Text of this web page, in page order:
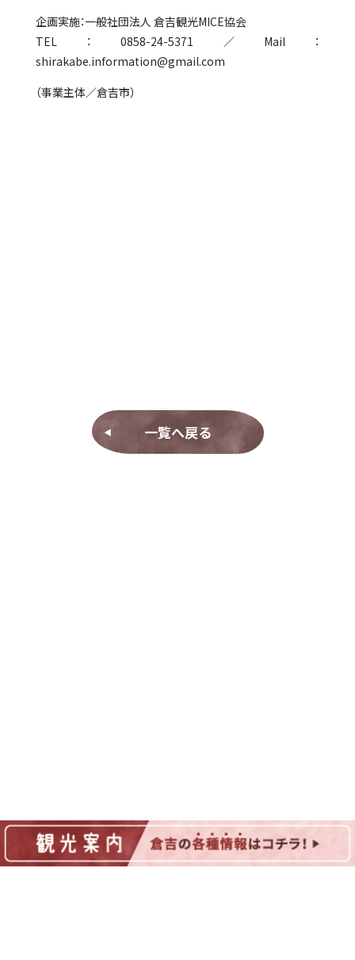
企画実施：一般社団法人 倉吉観光MICE協会
TEL：0858-24-5371／Mail：
shirakabe.information@gmail.com
（事業主体／倉吉市）
◀ 一覧へ戻る